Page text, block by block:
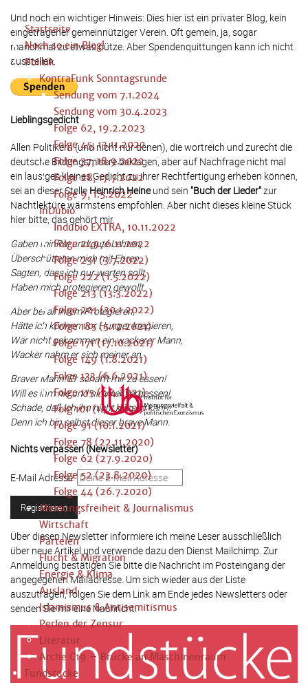
Startseite
Noch so ein Blog!
Politik
KontraFunk Sonntagsrunde
Sendung vom 7.1.2024
Sendung vom 30.4.2023
Folge 62, 19.2.2023
Folge 45, 13.11.2022
Folge 37, 18.9.2022
Folge 28, 17.7.2022
Folge 9, 1.5.2022
InDubio
Indubio EXTRA, 10.11.2022
Folge 249, 6.11.2022
Folge 231 (3.7.2022)
Folge 222 (1.5.2022)
Folge 213 (13.3.2022)
Folge 201 (30.1.2022)
Folge 185 (5.12.2021)
Folge 171 (17.10.2021)
Folge 149 (1.8.2021)
Folge 133 (6.6.2021)
Folge 115 (4.4.2021)
Folg 101 (14.1.2021)
Folge 91 (10.1.2021)
Folge 78 (22.11.2020)
Folge 62 (27.9.2020)
Folge 52 (23.8.2020)
Folge 44 (26.7.2020)
Meinungsfreiheit & Journalismus
Wirtschaft
Parteien
Flucht & Migration
Energie & Klima
Ausland
Islamismus & Antisemitismus
Perlen der Zensur
Literatur
Arche C19 – Brücke an Maschinenraum
Fundstücke
Und noch ein wichtiger Hinweis: Dies hier ist ein privater Blog, kein
eingetragener gemeinnütziger Verein. Oft gemein, ja, sogar
manchmal zu etwas nütze. Aber Spendenquittungen kann ich nicht
ausstellen.
Lieblingsgedicht
Allen Politikern (und nicht nur denen), die wortreich und zurecht die
deutsche Bildungsmisere beklagen, aber auf Nachfrage nicht mal
ein lausiges kleines Gedicht zu ihrer Rechtfertigung erheben können,
sei an dieser Stelle Heinrich Heineund sein "Buch der Lieder"zur
Nachtlektüre wärmstens empfohlen. Aber nicht dieses kleine Stück
hier bitte, das gehört mir.
Gaben mir Rat und gute Lehren,
Überschütteten mich mit Ehren,
Sagten, dass ich nur warten sollt,
Haben mich protegieren gewollt.
Aber bei all ihrem Protegieren,
Hätte ich können vor Hunger krepieren,
Wär nicht gekommen ein wackerer Mann,
Wacker nahm er sich meiner an.
Braver Mann! Er schafft mir zu essen!
Will es ihm nie und nimmer vergessen!
Schade, daß ich ihn nicht küssen kann!
Denn ich bin selbst dieser brave Mann.
Nichts verpassen (Newsletter)
E-Mail Adresse:
Über diesen Newsletter informiere ich meine Leser ausschließlich
über neue Artikel und verwende dazu den Dienst Mailchimp. Zur
Anmeldung bestätigen Sie bitte die Nachricht im Posteingang der
angegegenen Mailadresse. Um sich wieder aus der Liste
auszutragen, folgen Sie dem Link am Ende jedes Newsletters oder
senden Sie mir eine Nachricht.